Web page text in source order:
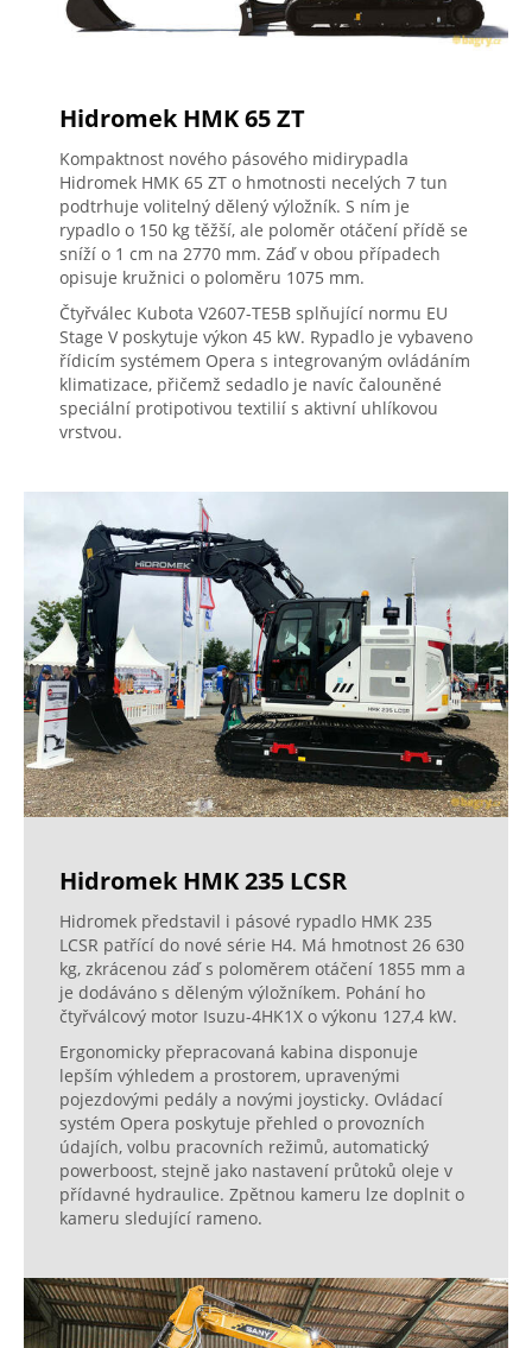
Hidromek HMK 65 ZT
Kompaktnost nového pásového midirypadla
Hidromek HMK 65 ZT o hmotnosti necelých 7 tun
podtrhuje volitelný dělený výložník. S ním je
rypadlo o 150 kg těžší, ale poloměr otáčení přídě se
sníží o 1 cm na 2770 mm. Záď v obou případech
opisuje kružnici o poloměru 1075 mm.
Čtyřválec Kubota V2607-TE5B splňující normu EU
Stage V poskytuje výkon 45 kW. Rypadlo je vybaveno
řídicím systémem Opera s integrovaným ovládáním
klimatizace, přičemž sedadlo je navíc čalouněné
speciální protipotivou textilií s aktivní uhlíkovou
vrstvou.
Hidromek HMK 235 LCSR
Hidromek představil i pásové rypadlo HMK 235
LCSR patřící do nové série H4. Má hmotnost 26 630
kg, zkrácenou záď s poloměrem otáčení 1855 mm a
je dodáváno s děleným výložníkem. Pohání ho
čtyřválcový motor Isuzu-4HK1X o výkonu 127,4 kW.
Ergonomicky přepracovaná kabina disponuje
lepším výhledem a prostorem, upravenými
pojezdovými pedály a novými joysticky. Ovládací
systém Opera poskytuje přehled o provozních
údajích, volbu pracovních režimů, automatický
powerboost, stejně jako nastavení průtoků oleje v
přídavné hydraulice. Zpětnou kameru lze doplnit o
kameru sledující rameno.